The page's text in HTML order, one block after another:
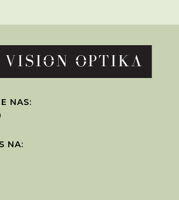
NAS:
NA: